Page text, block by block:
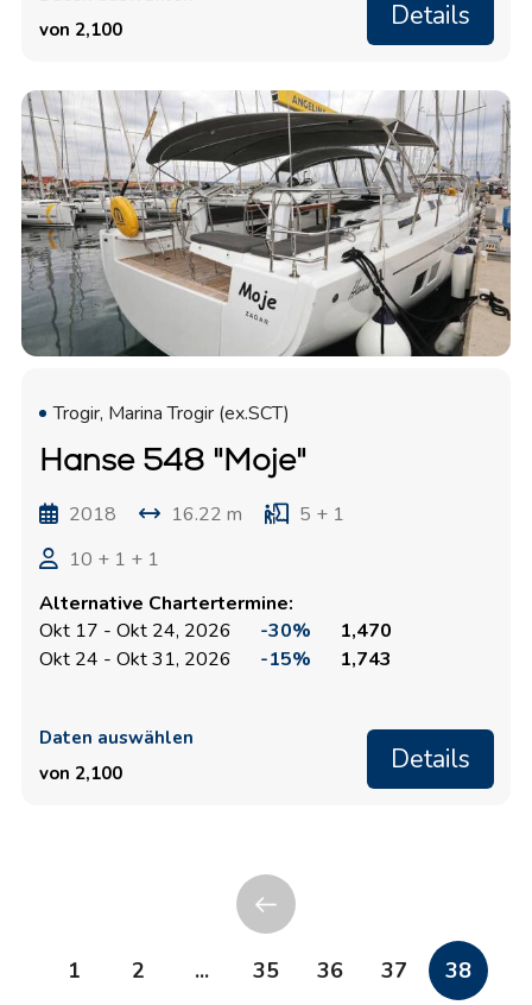
von 2,100
Details
Trogir, Marina Trogir (ex.SCT)
Hanse 548 "Moje"
2018 16.22 m
5 + 1
10 + 1 + 1
Alternative Chartertermine:
Okt 17 - Okt 24, 2026
-30%
1,470
Okt 24 - Okt 31, 2026
-15% 1,743
Daten auswählen
von 2,100
Details
1 2 ... 35 36 37 38